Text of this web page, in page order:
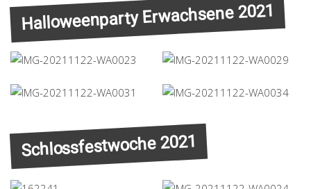
Halloweenparty Erwachsene 2021
Schlossfestwoche 2021